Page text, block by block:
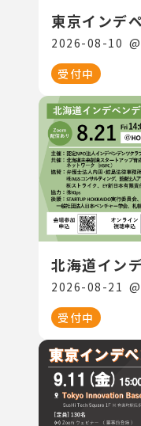
東京インデ
2026-08-10 @
受付中
北海道イン
2026-08-21 @
受付中